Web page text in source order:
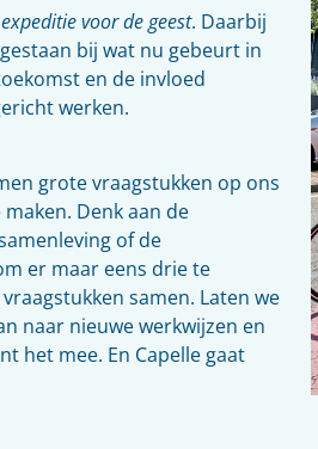
voor de geest. Daarbij
bij wat nu gebeurt in
en de invloed
werken.
grote vraagstukken op ons
Denk aan de
of de
er maar eens drie te
samen. Laten we
naar nieuwe werkwijzen en
het mee. En Capelle gaat